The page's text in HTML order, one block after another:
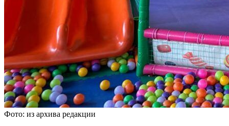
Фото: из архива редакции